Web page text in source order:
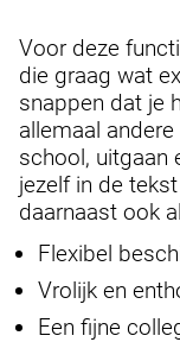
Voor deze
die graag wat
snappen dat je
allemaal
school, uitgaan
jezelf in de
daarnaast ook
Flexibel
Vrolijk en
Een fijne